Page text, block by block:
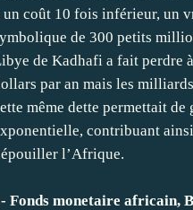
un coût 10 fois inférieur, un
de 300 petits
de Kadhafi a fait perdre
par an mais les
même dette permettait
contribuant
l’Afrique.
Fonds monetaire africain,